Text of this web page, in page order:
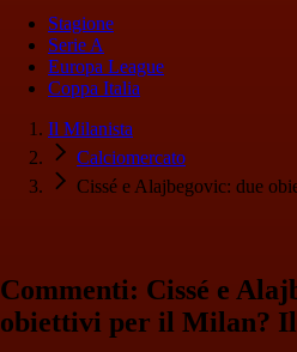
Stagione
Serie A
Europa League
Coppa Italia
Il Milanista
Calciomercato
Cissé e Alajbegovic: due
Commenti: Cissé e
obiettivi per il Milan?